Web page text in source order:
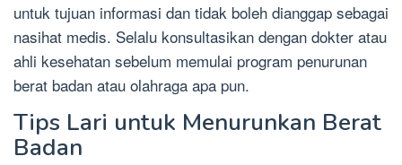
untuk tujuan informasi dan tidak boleh dianggap sebagai
nasihat medis. Selalu konsultasikan dengan dokter atau
ahli kesehatan sebelum memulai program penurunan
berat badan atau olahraga apa pun.
Tips Lari untuk Menurunkan Berat
Badan